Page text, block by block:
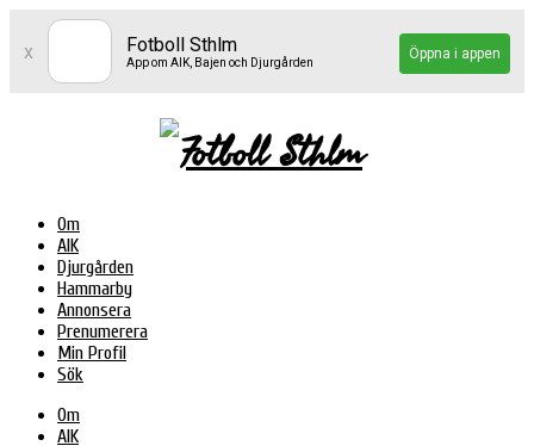
x Fotboll Sthlm
App om AIK, Bajen och Djurgården
Öppna i appen
Om
AIK
Djurgården
Hammarby
Annonsera
Prenumerera
Min Profil
Sök
Om
AIK